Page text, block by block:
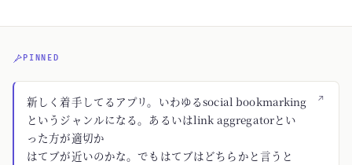
PINNED
↗
新しく着手してるアプリ。いわゆるsocial bookmarking
というジャンルになる。あるいはlink aggregatorとい
った方が適切か
はてブが近いのかな。でもはてブはどちらかと言うと